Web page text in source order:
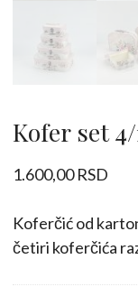
Kofer set 4/
1.600,00RSD
Koferčić od
četiri koferčića